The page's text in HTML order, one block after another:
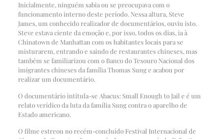
Inicialmente, ninguém sabia ou se preocupava com o
funcionamento interno deste período. Nessa altura, Steve
James, um conhecido realizador de documentários, ouviu isto.
Steve estava ciente da emoção e, por isso, todos os dias, ia à
Chinatown de Manhattan com os habitantes locais para se
misturarem, entrando e saindo de restaurantes chineses, mas
também se familiarizou com o Banco do Tesouro Nacional dos
imigrantes chineses da família Thomas Sung e acabou por
realizar um documentário.
O documentário intitula-se Abacus: Small Enough to Jail e é um
relato verídico da luta da família Sung contra o aparelho de
Estado americano.
O filme estreou no recém-concluído Festival Internacional de